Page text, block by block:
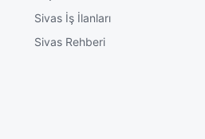
Sivas İş İlanları
Sivas Rehberi